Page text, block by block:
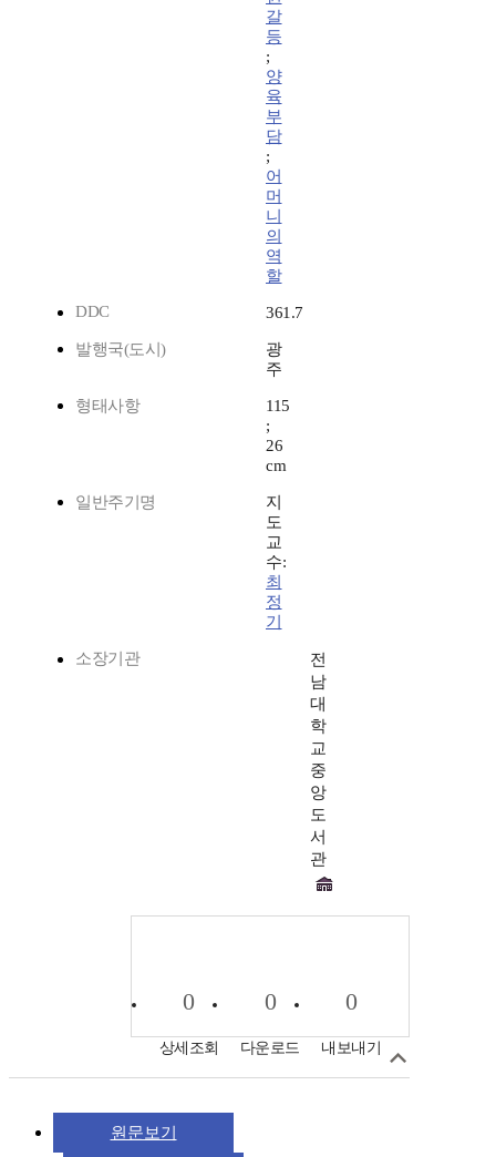
갈
등
;
양
육
부
담
;
어
머
니
의
역
할
DDC
361.7
발행국(도시)
광
주
형태사항
115
;
26
cm
일반주기명
지
도
교
수:
최
정
기
소장기관
전
남
대
학
교
중
앙
도
서
관
0
상세조회
0
다운로드
0
내보내기
원문보기